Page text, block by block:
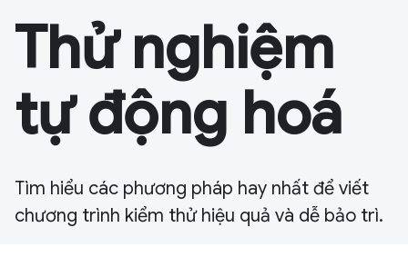
Thử nghiệm
tự động hoá
Tìm hiểu các phương pháp hay nhất để viết
chương trình kiểm thử hiệu quả và dễ bảo trì.